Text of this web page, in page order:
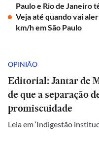
Paulo e Rio de Janeiro
Veja até quando vai
km/h em São Paulo
OPINIÃO
Editorial: Jantar de
de que a separação
promiscuidade
Leia em ‘Indigestão